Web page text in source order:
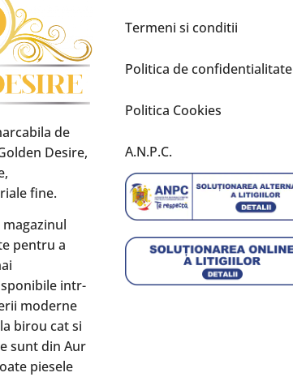
de
Desire,
fine.
pentru a
intr-
moderne
birou cat si
sunt din Aur
piesele
Termeni si conditii
Politica de confidentialitate
Politica Cookies
A.N.P.C.